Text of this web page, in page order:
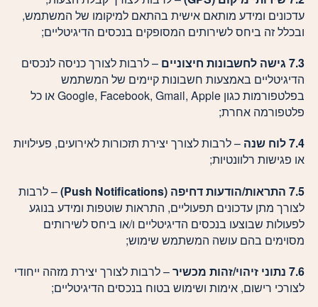
עדכונים ומידע מותאם אישית בהתאם למיקומו של המשתמש,
ובכלל זה ביחס לשירותים המסופקים בנכסים הדיגיטליים;
7.3 גישה לחשבונות חיצוניים
– לרבות לצורך כניסה לנכסים
הדיגיטליים באמצעות חשבונות קיימים של המשתמש
בפלטפורמות כגון Google, Facebook, Gmail, Apple או כל
פלטפורמה אחרת;
7.4 לוח שנה
– לרבות לצורך יצירת תזכורות לאירועים, פעילויות
או פגישות רלוונטיות;
7.5 התראות/הודעות דחיפה (
Push Notifications
)– לרבות
לצורך מתן עדכונים תפעוליים, התראות שוטפות ומידע בנוגע
לפעולות שבוצעו בנכסים הדיגיטליים ו/או ביחס לשירותים
מסוימים בהם עושה המשתמש שימוש;
7.6 נתוני זיהוי/זהות מכשיר
– לרבות לצורך יצירת מזהה ייחודי
לצורכי רישום, אימות ושימוש בטוח בנכסים הדיגיטליים;